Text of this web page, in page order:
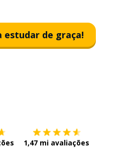
estudar de graça!
1,47 mi avaliações